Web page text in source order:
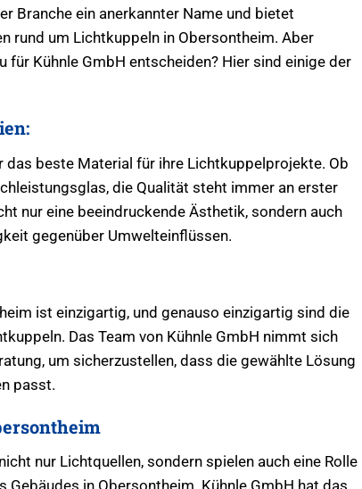
Branche ein anerkannter Name und bietet
rund um Lichtkuppeln in Obersontheim. Aber
für Kühnle GmbH entscheiden? Hier sind einige der
das beste Material für ihre Lichtkuppelprojekte. Ob
die Qualität steht immer an erster
nur eine beeindruckende Ästhetik, sondern auch
gegenüber Umwelteinflüssen.
ist einzigartig, und genauso einzigartig sind die
Das Team von Kühnle GmbH nimmt sich
um sicherzustellen, dass die gewählte Lösung
passt.
nur Lichtquellen, sondern spielen auch eine Rolle